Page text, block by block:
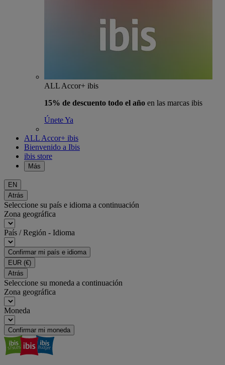
ALL Accor+ ibis
15% de descuento todo el año en las marcas ibis
Únete Ya
ALL Accor+ ibis
Bienvenido a Ibis
ibis store
Más
EN
Atrás
Seleccione su país e idioma a continuación
Zona geográfica
País / Región - Idioma
Confirmar mi país e idioma
EUR (€)
Atrás
Seleccione su moneda a continuación
Zona geográfica
Moneda
Confirmar mi moneda